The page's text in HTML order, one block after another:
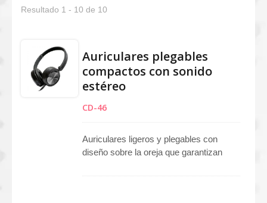
Resultado 1 - 10 de 10
Auriculares plegables
compactos con sonido
estéreo
CD-46
Auriculares ligeros y plegables con
diseño sobre la oreja que garantizan
escuchar diariamente. La estructura